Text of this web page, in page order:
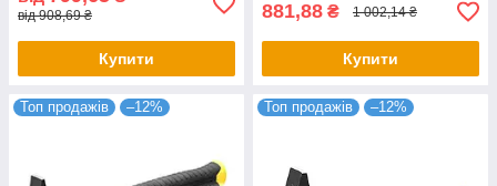
від 908,69 ₴
Купити
881,88 ₴ 1 002,14 ₴
Купити
Топ продажів –12% Топ продажів –12%